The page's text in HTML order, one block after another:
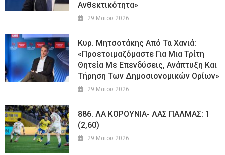
Ανθεκτικότητα»
29 Μαΐου 2026
Κυρ. Μητσοτάκης Από Τα Χανιά:
«Προετοιμαζόμαστε Για Μια Τρίτη
Θητεία Με Επενδύσεις, Ανάπτυξη Και
Τήρηση Των Δημοσιονομικών Ορίων»
29 Μαΐου 2026
886. ΛΑ ΚΟΡΟΥΝΙΑ- ΛΑΣ ΠΑΛΜΑΣ: 1
(2,60)
29 Μαΐου 2026